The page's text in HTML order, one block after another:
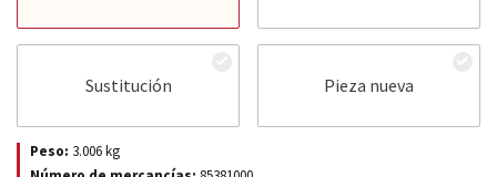
Sustitución Pieza nueva
Peso: 3.006kg